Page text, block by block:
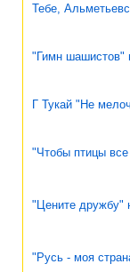
Тебе,
"Гимн шашистов"
Г Тукай "Не
"Чтобы птицы
"Цените дружбу"
"Русь - моя